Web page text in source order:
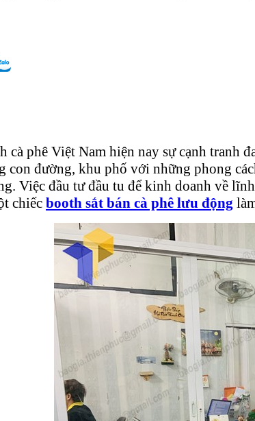
phê Việt Nam hiện nay sự cạnh tranh
con đường, khu phố với những phong
Việc đầu tư đầu tu để kinh doanh về
chiếc booth sắt bán cà phê lưu động